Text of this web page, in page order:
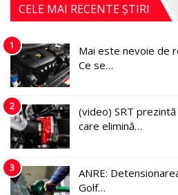
CELE MAI RECENTE ȘTIRI
1
Mai este nevoie de
Ce se…
2
(video) SRT
care elimină…
3
ANRE:
Golf…